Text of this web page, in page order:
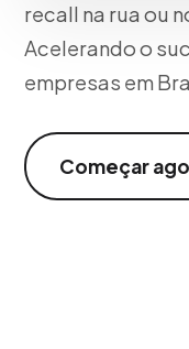
recall na rua ou
Acelerando o
empresas em
Começar